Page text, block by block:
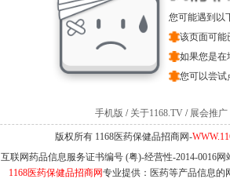
您可能遇到以
该页面可能
如果您是在
您可以尝试
手机版 / 关于1168.TV / 展会推广
版权所有 1168医药保健品招商网-
互联网药品信息服务证书编号 (粤)-经营性-2014-0016
1168医药保健品招商网专业提供：医药等产品信息的